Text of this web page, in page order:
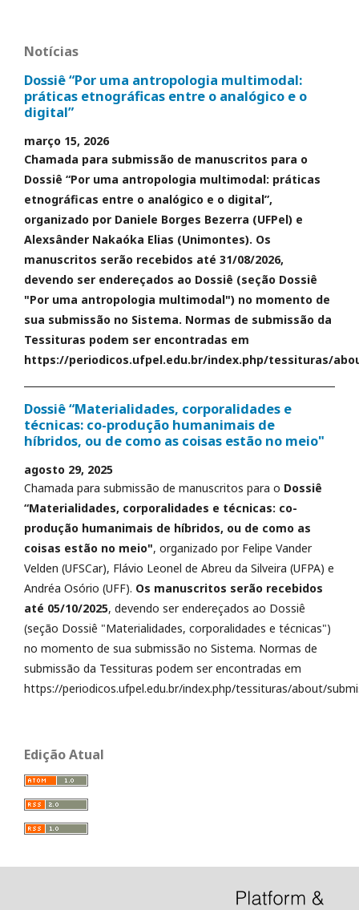
Notícias
Dossiê “Por uma antropologia multimodal:
práticas etnográficas entre o analógico e o
digital”
março 15, 2026
Chamada para submissão de manuscritos para o
Dossiê “Por uma antropologia multimodal: práticas
etnográficas entre o analógico e o digital”,
organizado por Daniele Borges Bezerra (UFPel) e
Alexsânder Nakaóka Elias (Unimontes). Os
manuscritos serão recebidos até 31/08/2026,
devendo ser endereçados ao Dossiê (seção Dossiê
"Por uma antropologia multimodal") no momento de
sua submissão no Sistema. Normas de submissão da
Tessituras podem ser encontradas em
https://periodicos.ufpel.edu.br/index.php/tessituras/
Dossiê “Materialidades, corporalidades e
técnicas: co-produção humanimais de
híbridos, ou de como as coisas estão no meio"
agosto 29, 2025
Chamada para submissão de manuscritos para o Dossiê
“Materialidades, corporalidades e técnicas: co-
produção humanimais de híbridos, ou de como as
coisas estão no meio", organizado por Felipe Vander
Velden (UFSCar), Flávio Leonel de Abreu da Silveira (UFPA) e
Andréa Osório (UFF). Os manuscritos serão recebidos
até 05/10/2025, devendo ser endereçados ao Dossiê
(seção Dossiê "Materialidades, corporalidades e técnicas")
no momento de sua submissão no Sistema. Normas de
submissão da Tessituras podem ser encontradas em
https://periodicos.ufpel.edu.br/index.php/tessituras/about/
Edição Atual